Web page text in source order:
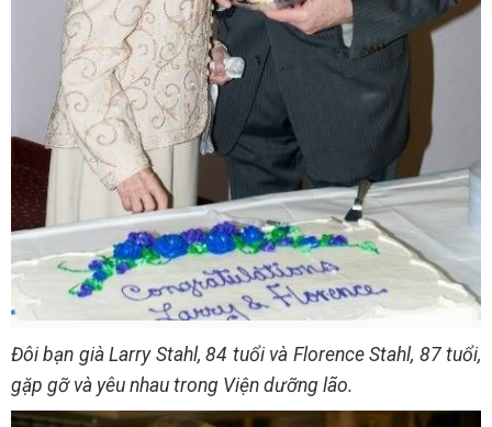
Đôi bạn già Larry Stahl, 84 tuổi và Florence Stahl, 87 tuổi,
gặp gỡ và yêu nhau trong Viện dưỡng lão.